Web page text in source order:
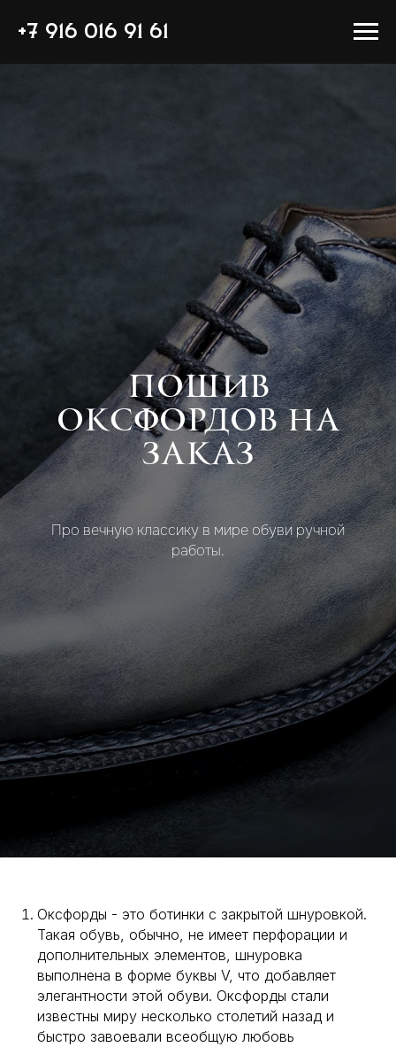
+7 916 016 91 61
ПОШИВ
ОКСФОРДОВ НА
ЗАКАЗ
Про вечную классику в мире обуви ручной
работы.
Оксфорды - это ботинки с закрытой шнуровкой.
Такая обувь, обычно, не имеет перфорации и
дополнительных элементов, шнуровка
выполнена в форме буквы V, что добавляет
элегантности этой обуви. Оксфорды стали
известны миру несколько столетий назад и
быстро завоевали всеобщую любовь